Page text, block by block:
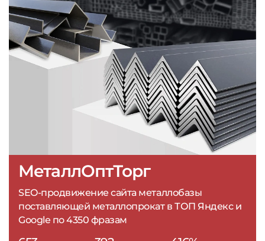
МеталлОптТорг
SEO-продвижение сайта металлобазы
поставляющей металлопрокат в ТОП Яндекс и
Google по 4350 фразам